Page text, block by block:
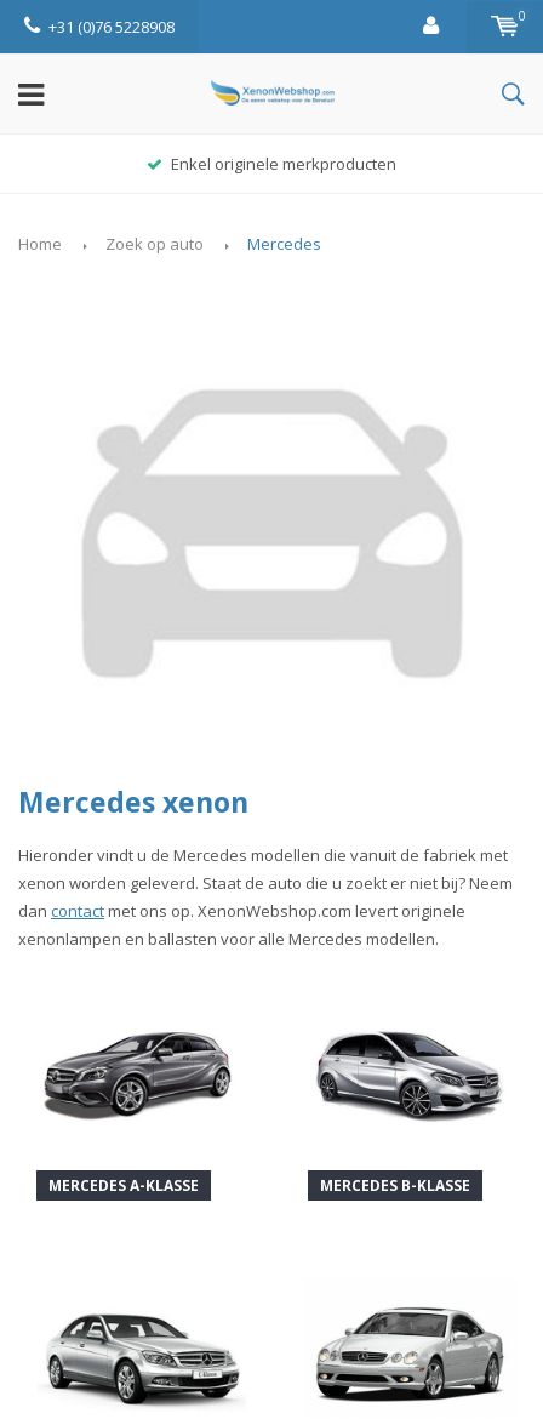
+31 (0)76 5228908 0
Enkel originele merkproducten
Home Zoek op auto Mercedes
Mercedes xenon
Hieronder vindt u de Mercedes modellen die vanuit de fabriek met
xenon worden geleverd. Staat de auto die u zoekt er niet bij? Neem
dan contactmet ons op. XenonWebshop.com levert originele
xenonlampen en ballasten voor alle Mercedes modellen.
MERCEDES A-KLASSE MERCEDES B-KLASSE